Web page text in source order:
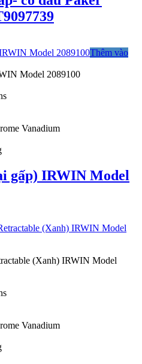
Thêm vào
Model 2089100
Vanadium
gấp) IRWIN Model
(Xanh) IRWIN Model
Vanadium